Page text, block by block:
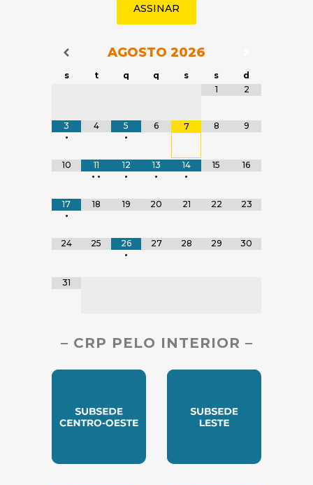
Navegação do Calendário
AGOSTO 2026
s t q q s s
d
1
2
3
•
4
5
•
6 7 8 9
10
11
• •
12
•
13
•
14
•
15 16
17
•
18 19 20 21 22 23
24 25
26
•
27 28 29 30
31
– CRP PELO INTERIOR –